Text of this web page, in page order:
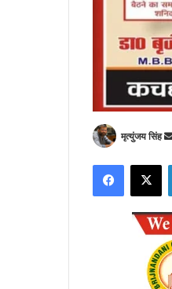
मृत्युंजय सिंह
Facebook
X